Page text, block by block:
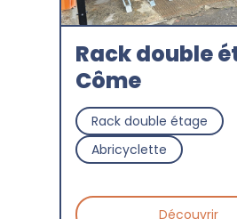
Rack double
Côme
Rack double étage
Abricyclette
Découvrir